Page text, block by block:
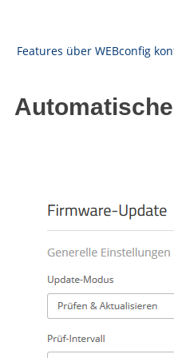
Features über WEBconfig